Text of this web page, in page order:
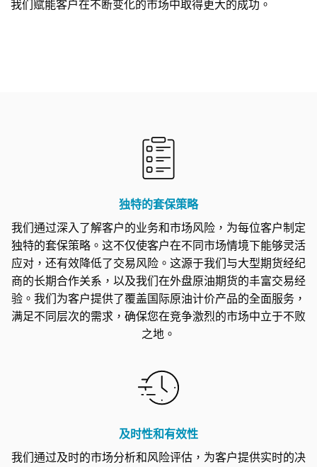
我们赋能客户在不断变化的市场中取得更大的成功。
独特的套保策略
我们通过深入了解客户的业务和市场风险，为每位客户制定
独特的套保策略。这不仅使客户在不同市场情境下能够灵活
应对，还有效降低了交易风险。这源于我们与大型期货经纪
商的长期合作关系，以及我们在外盘原油期货的丰富交易经
验。我们为客户提供了覆盖国际原油计价产品的全面服务，
满足不同层次的需求，确保您在竞争激烈的市场中立于不败
之地。
及时性和有效性
我们通过及时的市场分析和风险评估，为客户提供实时的决